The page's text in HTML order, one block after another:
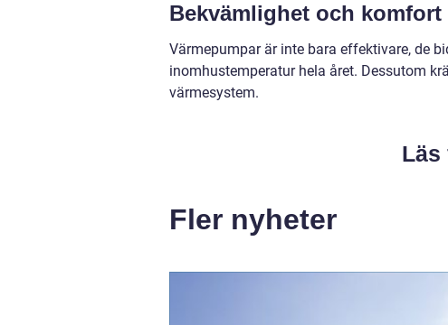
Bekvämlighet och komfort
Värmepumpar är inte bara effektivare, de
inomhustemperatur hela året. Dessutom
värmesystem.
Läs
Fler nyheter